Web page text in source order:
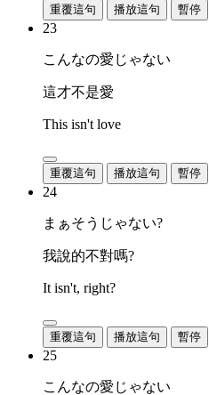
重覆這句 播放這句 暫停
23
こんなの愛じゃない
這才不是愛
This isn't love
重覆這句 播放這句 暫停
24
まぁそうじゃない?
我說的不對嗎?
It isn't, right?
重覆這句 播放這句 暫停
25
こんなの愛じゃない